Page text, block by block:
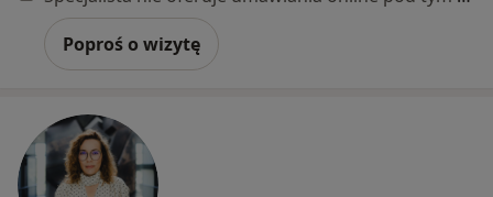
Poproś o wizytę